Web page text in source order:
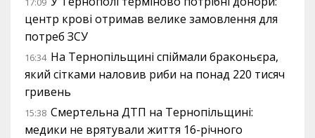
центр крові отримав велике замовлення для
потреб ЗСУ
16:34 На Тернопільщині спіймали браконьєра,
який сітками наловив риби на понад 220 тисяч
гривень
15:38 Смертельна ДТП на Тернопільщині:
медики не врятували життя 16-річного